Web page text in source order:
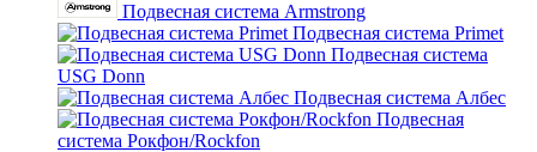
Подвесная система Armstrong
Подвесная система Primet
Подвесная система
USG Donn
Подвесная система Албес
Подвесная
система Рокфон/Rockfon